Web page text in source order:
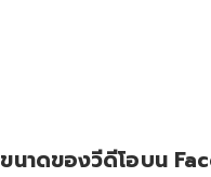
ขนาดของวีดีโอบน